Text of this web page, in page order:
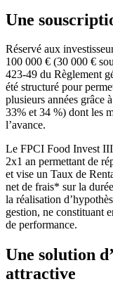
Une
Réservé aux
100 000 € (30 000 €
423-49 du Règlement
été structuré pour
plusieurs années grâce
33% et 34 %) dont les
l’avance.
Le FPCI Food Invest III
2x1 an permettant de
et vise un Taux de
net de frais* sur la
la réalisation
gestion, ne constituant
de performance.
Une solution
attractive